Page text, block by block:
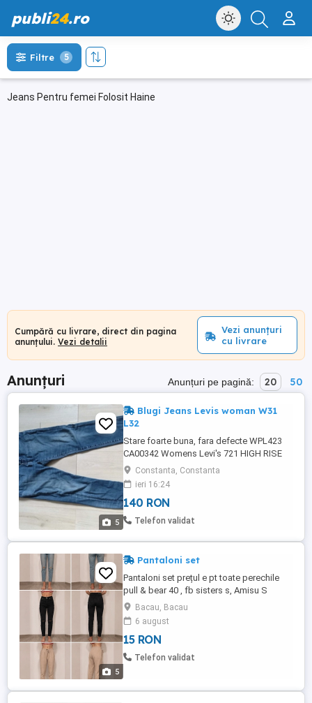
publi24.ro
Jeans Pentru femei Folosit Haine
Filtre 5
Cumpără cu livrare, direct din pagina
anunțului. Vezi detalii
Vezi anunțuri
cu livrare
Anunțuri Anunțuri pe pagină: 20 50
5
Blugi Jeans Levis woman W31
L32
Stare foarte buna, fara defecte WPL423
CA00342 Womens Levi's 721 HIGH RISE
SKINNY Stretch Blue Jeans
Constanta, Constanta
ieri 16:24
140 RON
Telefon validat
5
Pantaloni set
Pantaloni set prețul e pt toate perechile
pull & bear 40 , fb sisters s, Amisu S
Bacau, Bacau
6 august
15 RON
Telefon validat